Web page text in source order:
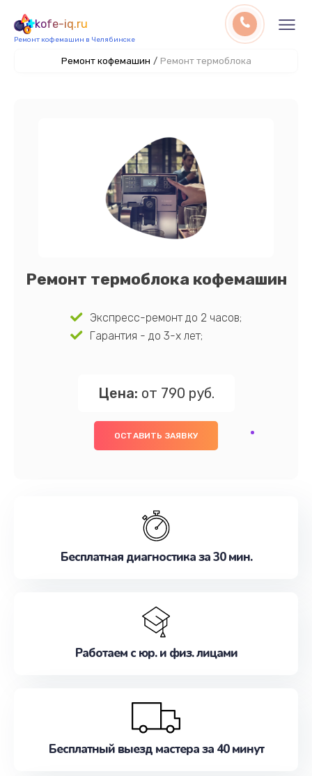
kofe-iq.ru
Ремонт кофемашин в Челябинске
Ремонт кофемашин / Ремонт термоблока
Ремонт термоблока кофемашин
Экспресс-ремонт до 2 часов;
Гарантия - до 3-х лет;
Цена: от 790 руб.
ОСТАВИТЬ ЗАЯВКУ
Бесплатная диагностика за 30 мин.
Работаем с юр. и физ. лицами
Бесплатный выезд мастера за 40 минут